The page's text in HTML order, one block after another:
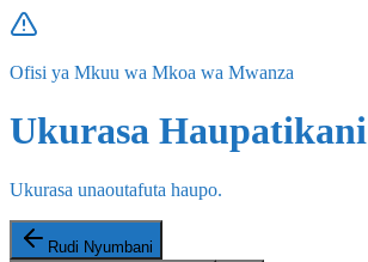
Ofisi ya Mkuu wa Mkoa wa Mwanza
Ukurasa Haupatikani
Ukurasa unaoutafuta haupo.
Rudi Nyumbani